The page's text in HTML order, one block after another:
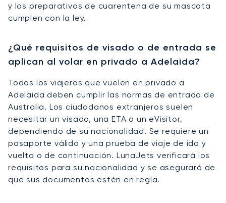
y los preparativos de cuarentena de su mascota
cumplen con la ley.
¿Qué requisitos de visado o de entrada se
aplican al volar en privado a Adelaida?
Todos los viajeros que vuelen en privado a
Adelaida deben cumplir las normas de entrada de
Australia. Los ciudadanos extranjeros suelen
necesitar un visado, una ETA o un eVisitor,
dependiendo de su nacionalidad. Se requiere un
pasaporte válido y una prueba de viaje de ida y
vuelta o de continuación. LunaJets verificará los
requisitos para su nacionalidad y se asegurará de
que sus documentos estén en regla.